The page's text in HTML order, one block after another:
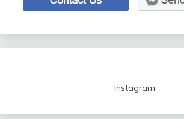
Instagram